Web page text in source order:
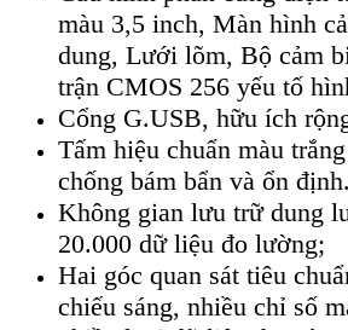
màu 3,5 inch, Màn hình
dung, Lưới lõm, Bộ cảm
trận CMOS 256 yếu tố
Cổng G.USB, hữu ích
Tấm hiệu chuẩn màu
chống bám bẩn và ổn định.
Không gian lưu trữ dung
20.000 dữ liệu đo lường;
Hai góc quan sát tiêu
chiếu sáng, nhiều chỉ số